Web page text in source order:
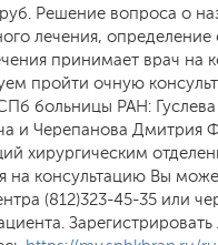
Решение вопроса о
лечения, определение
принимает врач на
пройти очную
больницы РАН: Гуслева
и Черепанова Дмитрия
хирургическим
на консультацию Вы
(812)323-45-35 или